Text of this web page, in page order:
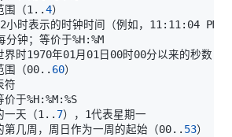
（1 ..4
（00.. 60
天（1 .. 7
几周，周日作为一周的起始（00.. 53